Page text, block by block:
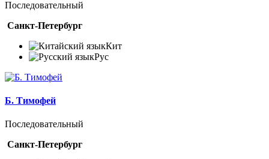
Последовательный
Санкт-Петербург
Кит
Рус
Б. Тимофей
Последовательный
Санкт-Петербург